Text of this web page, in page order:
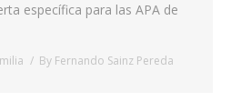
específica para las APA de
By Fernando Sainz Pereda